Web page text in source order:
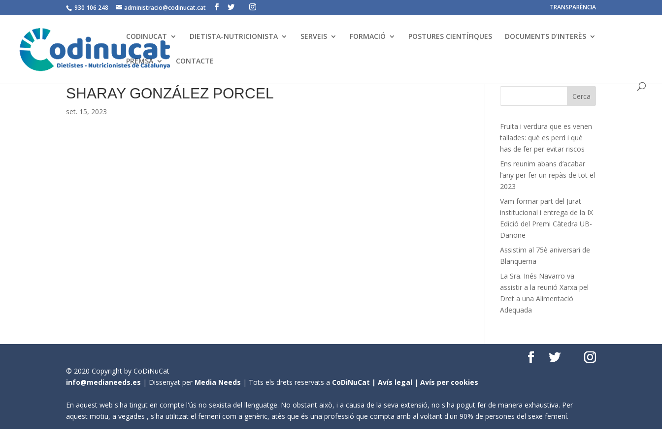
930 106 248 administracio@codinucat.cat TRANSPARÈNCIA
CODINUCAT DIETISTA-NUTRICIONISTA SERVEIS FORMACIÓ POSTURES CIENTÍFIQUES DOCUMENTS D’INTERÈS
PREMSA CONTACTE
SHARAY GONZÁLEZ PORCEL
set. 15, 2023
Fruita i verdura que es venen
tallades: què es perd i què
has de fer per evitar riscos
Ens reunim abans d’acabar
l’any per fer un repàs de tot el
2023
Vam formar part del Jurat
institucional i entrega de la IX
Edició del Premi Càtedra UB-
Danone
Assistim al 75è aniversari de
Blanquerna
La Sra. Inés Navarro va
assistir a la reunió Xarxa pel
Dret a una Alimentació
Adequada
© 2020 Copyright by CoDiNuCat
info@medianeeds.es | Dissenyat per Media Needs | Tots els drets reservats a CoDiNuCat |Avís legal |Avís per cookies
En aquest web s'ha tingut en compte l'ús no sexista del llenguatge. No obstant això, i a causa de la seva extensió, no s'ha pogut fer de manera exhaustiva. Per
aquest motiu, a vegades , s'ha utilitzat el femení com a genèric, atès que és una professió que compta amb al voltant d'un 90% de persones del sexe femení.